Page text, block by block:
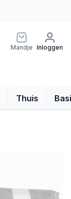
Mandje Inloggen
Thuis